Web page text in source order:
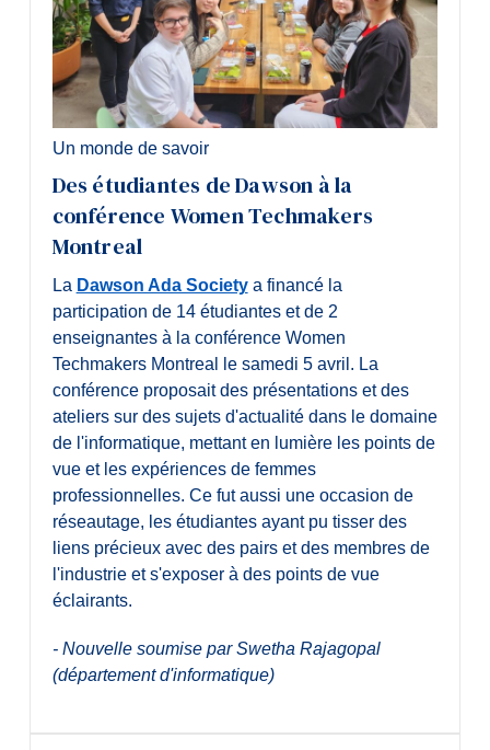
Un monde de savoir
Des étudiantes de Dawson à la
conférence Women Techmakers
Montreal
La Dawson Ada Societya financé la
participation de 14 étudiantes et de 2
enseignantes à la conférence Women
Techmakers Montreal le samedi 5 avril. La
conférence proposait des présentations et des
ateliers sur des sujets d'actualité dans le domaine
de l'informatique, mettant en lumière les points de
vue et les expériences de femmes
professionnelles. Ce fut aussi une occasion de
réseautage, les étudiantes ayant pu tisser des
liens précieux avec des pairs et des membres de
l'industrie et s'exposer à des points de vue
éclairants.
- Nouvelle soumise parSwetha Rajagopal
(département d'informatique)